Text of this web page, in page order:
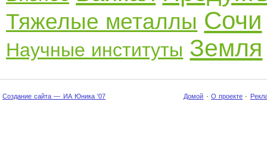
Тяжелые металлы Сочи
Научные институты Земля
Создание сайта — ИА Юника '07 Домой · О проекте ·